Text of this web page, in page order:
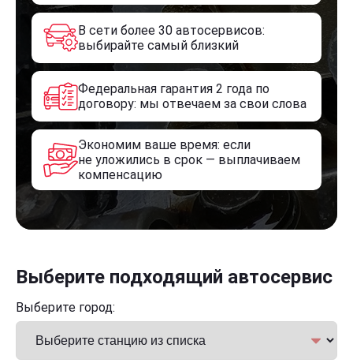
В сети более 30 автосервисов:
выбирайте самый близкий
Федеральная гарантия 2 года по
договору: мы отвечаем за свои слова
Экономим ваше время: если
не уложились в срок — выплачиваем
компенсацию
Выберите подходящий автосервис
Выберите город: